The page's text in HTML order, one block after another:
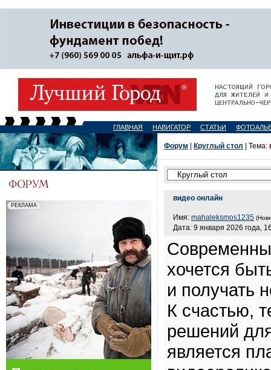
ГЛАВНАЯ НАВИГАТОР СТАТЬИ
Форум Круглый стол | Тема:
видео онлайн
Имя: mahaleksmos1235
Дата: 9 января 2026 года,
хочется
и получать
К счастью,
решений
является